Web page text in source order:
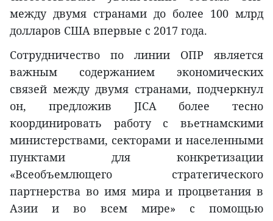
между двумя странами до более 100 млрд
долларов США впервые с 2017 года.
Сотрудничество по линии ОПР является
важным содержанием экономических
связей между двумя странами, подчеркнул
он, предложив JICA более тесно
координировать работу с вьетнамскими
министерствами, секторами и населенными
пунктами для конкретизации
«Всеобъемлющего стратегического
партнерства во имя мира и процветания в
Азии и во всем мире» с помощью